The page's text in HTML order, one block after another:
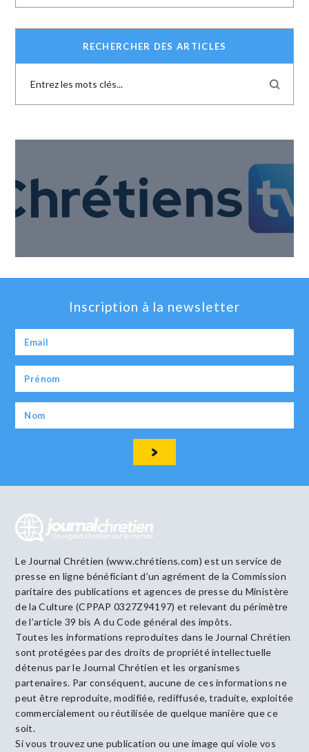
RECHERCHER DES ARTICLES
Inscription à la newsletter
Le Journal Chrétien (www.chrétiens.com) est un service de
presse en ligne bénéficiant d’un agrément de la Commission
paritaire des publications et agences de presse du Ministère
de la Culture (CPPAP 0327Z94197) et relevant du périmètre
de l’article 39 bis A du Code général des impôts.
Toutes les informations reproduites dans le Journal Chrétien
sont protégées par des droits de propriété intellectuelle
détenus par le Journal Chrétien et les organismes
partenaires. Par conséquent, aucune de ces informations ne
peut être reproduite, modifiée, rediffusée, traduite, exploitée
commercialement ou réutilisée de quelque manière que ce
soit.
Si vous trouvez une publication ou une image qui viole vos